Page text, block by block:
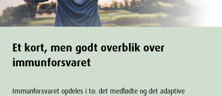
Et kort, men godt overblik over
immunforsvaret
Immunforsvaret opdeles i to: det medfødte og det adaptive